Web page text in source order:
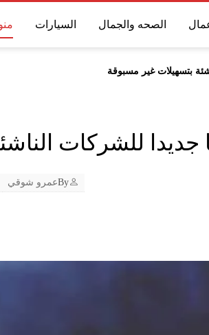
الصحه والجمال السيارات
بتسهيلات غير مسبوقة
جديدا للشركات
Byعمرو شوقي